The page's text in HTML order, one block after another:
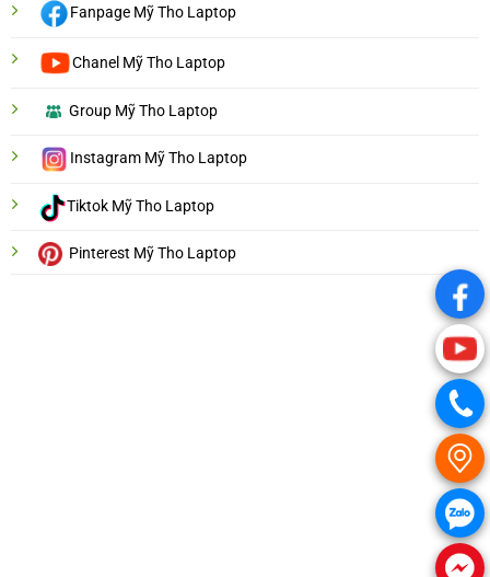
Fanpage Mỹ Tho Laptop
Chanel Mỹ Tho Laptop
Group Mỹ Tho Laptop
Instagram Mỹ Tho Laptop
Tiktok Mỹ Tho Laptop
Pinterest Mỹ Tho Laptop
.
.
.
.
.
.